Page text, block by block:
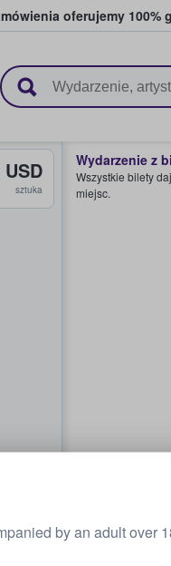
oferujemy 100%
sprzedają bilety
USD
sztuka
Wydarzenie z
Wszystkie bilety
miejsc.
by an adult over